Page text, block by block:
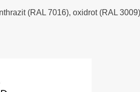
(RAL 7016), oxidrot (RAL